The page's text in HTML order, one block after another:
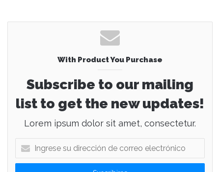
With Product You Purchase
Subscribe to our mailing
list to get the new updates!
Lorem ipsum dolor sit amet, consectetur.
g